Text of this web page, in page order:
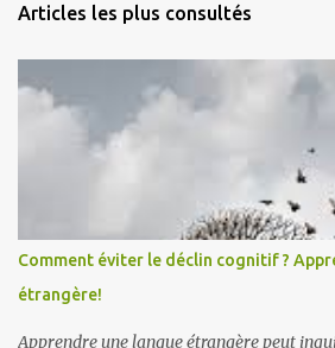
Articles les plus consultés
Comment éviter le déclin cognitif ?
étrangère!
Apprendre une langue étrangère peut